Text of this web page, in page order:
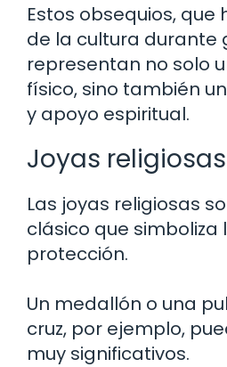
Estos obsequios, que
de la cultura durante
representan no solo
físico, sino también
y apoyo espiritual.
Joyas religiosas
Las joyas religiosas
clásico que simboliza
protección.
Un medallón o una
cruz, por ejemplo,
muy significativos.